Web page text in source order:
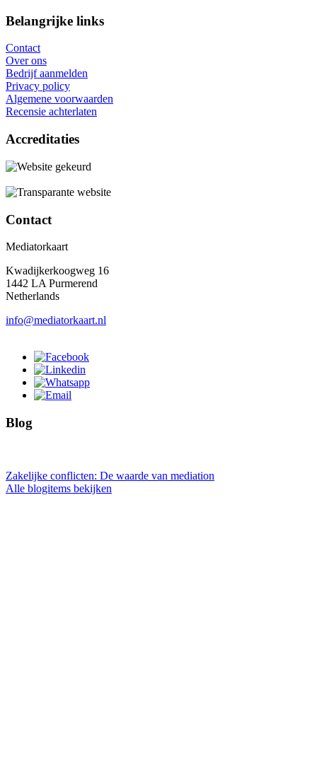
Belangrijke links
Contact
Over ons
Bedrijf aanmelden
Privacy policy
Algemene voorwaarden
Recensie achterlaten
Accreditaties
Contact
Mediatorkaart
Kwadijkerkoogweg 16
1442 LA Purmerend
Netherlands
info@mediatorkaart.nl
Blog
Zakelijke conflicten: De waarde van mediation
Alle blogitems bekijken